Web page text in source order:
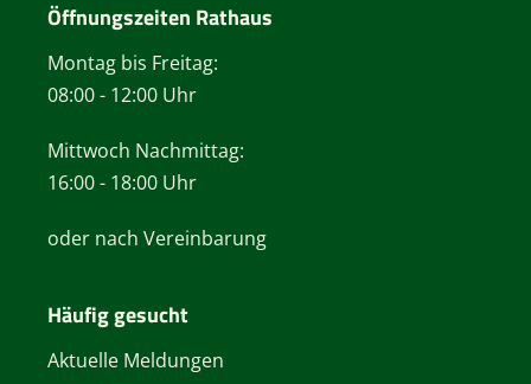
Öffnungszeiten Rathaus
Montag bis Freitag:
08:00 - 12:00 Uhr
Mittwoch Nachmittag:
16:00 - 18:00 Uhr
oder nach Vereinbarung
Häufig gesucht
Aktuelle Meldungen